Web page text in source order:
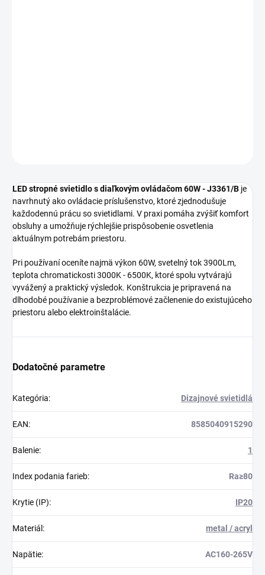
LED stropné svietidlo s diaľkovým ovládačom 60W - J3361/B je
navrhnutý ako ovládacie príslušenstvo, ktoré zjednodušuje
každodennú prácu so svietidlami. V praxi pomáha zvýšiť komfort
obsluhy a umožňuje rýchlejšie prispôsobenie osvetlenia
aktuálnym potrebám priestoru.
Pri používaní oceníte najmä výkon 60W, svetelný tok 3900Lm,
teplota chromatickosti 3000K - 6500K, ktoré spolu vytvárajú
vyvážený a praktický výsledok. Konštrukcia je pripravená na
dlhodobé používanie a bezproblémové začlenenie do existujúceho
priestoru alebo elektroinštalácie.
Dodatočné parametre
Kategória: Dizajnové svietidlá
EAN: 8585040915290
Balenie: 1
Index podania farieb: Ra≥80
Krytie (IP): IP20
Materiál : metal / acryl
Napätie: AC160-265V